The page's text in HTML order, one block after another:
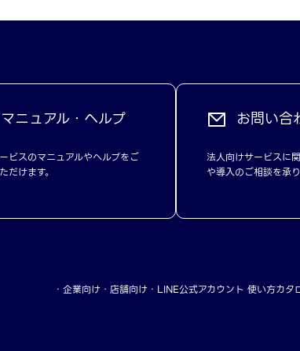
マニュアル・ヘルプ
ビスのマニュアルやヘルプをご
だけます。
お問い合
法人向けサービスに
や導入のご相談を承り
企業向け 店舗向け LINE公式アカウント 使い方カタ